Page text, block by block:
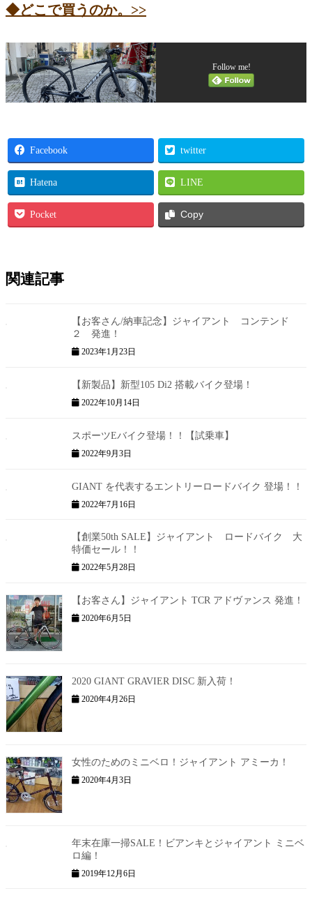
◆どこで買うのか。>>
Follow me!
Facebook twitter
Hatena LINE
Pocket Copy
関連記事
【お客さん/納車記念】ジャイアント コンテンド
２ 発進！
2023年1月23日
【新製品】新型105 Di2 搭載バイク登場！
2022年10月14日
スポーツEバイク登場！！【試乗車】
2022年9月3日
GIANT を代表するエントリーロードバイク 登場！！
2022年7月16日
【創業50th SALE】ジャイアント ロードバイク 大
特価セール！！
2022年5月28日
【お客さん】ジャイアント TCR アドヴァンス 発進！
2020年6月5日
2020 GIANT GRAVIER DISC 新入荷！
2020年4月26日
女性のためのミニベロ！ジャイアント アミーカ！
2020年4月3日
年末在庫一掃SALE！ビアンキとジャイアント ミニベ
ロ編！
2019年12月6日